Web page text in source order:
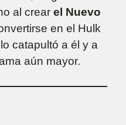
al crear el Nuevo
en el Hulk
catapultó a él y a
aún mayor.